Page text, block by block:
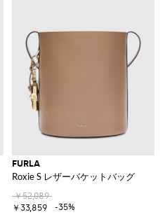
FURLA
Roxie S レザーバケットバッグ
￥52,089
￥33,859
-35%